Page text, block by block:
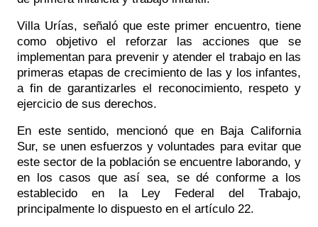
Villa Urías, señaló que este primer encuentro, tiene
como objetivo el reforzar las acciones que se
implementan para prevenir y atender el trabajo en las
primeras etapas de crecimiento de las y los infantes,
a fin de garantizarles el reconocimiento, respeto y
ejercicio de sus derechos.
En este sentido, mencionó que en Baja California
Sur, se unen esfuerzos y voluntades para evitar que
este sector de la población se encuentre laborando, y
en los casos que así sea, se dé conforme a los
establecido en la Ley Federal del Trabajo,
principalmente lo dispuesto en el artículo 22.